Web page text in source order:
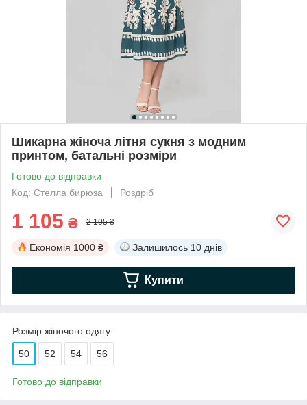
Шикарна жіноча літня сукня з модним
принтом, батальні розміри
Готово до відправки
Код: Стелла бирюза
Роздріб
1 105 ₴ 2 105 ₴
Економія 1000 ₴ Залишилось 10 днів
Купити
Розмір жіночого одягу
50 52 54 56
Готово до відправки